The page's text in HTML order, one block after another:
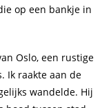
op een bankje in
Oslo, een rustige
Ik raakte aan de
wandelde. Hij